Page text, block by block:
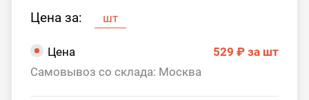
Цена за: шт
Цена 529 ₽ за шт
Самовывоз со склада: Москва